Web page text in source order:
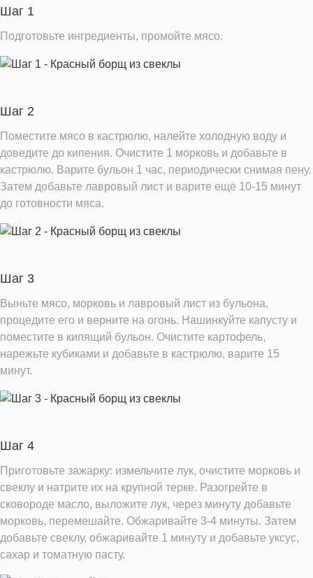
Информация для одной порции
Шаг 1
Подготовьте ингредиенты, промойте мясо.
Шаг 2
Поместите мясо в кастрюлю, налейте холодную воду и
доведите до кипения. Очистите 1 морковь и добавьте в
кастрюлю. Варите бульон 1 час, периодически снимая пену.
Затем добавьте лавровый лист и варите ещё 10-15 минут
до готовности мяса.
Шаг 3
Выньте мясо, морковь и лавровый лист из бульона,
процедите его и верните на огонь. Нашинкуйте капусту и
поместите в кипящий бульон. Очистите картофель,
нарежьте кубиками и добавьте в кастрюлю, варите 15
минут.
Шаг 4
Приготовьте зажарку: измельчите лук, очистите морковь и
свеклу и натрите их на крупной терке. Разогрейте в
сковороде масло, выложите лук, через минуту добавьте
морковь, перемешайте. Обжаривайте 3-4 минуты. Затем
добавьте свеклу, обжаривайте 1 минуту и добавьте уксус,
сахар и томатную пасту.